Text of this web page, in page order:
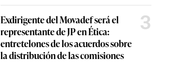
Exdirigente del Movadef será el
representante de JP en Ética:
entretelones de los acuerdos sobre
la distribución de las comisiones
3